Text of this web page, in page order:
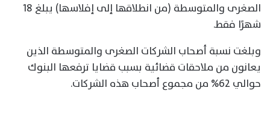
الصغرى والمتوسطة (من انطلاقها إلى إفلاسها) يبلغ 18
شهرًا فقط.
وبلغت نسبة أصحاب الشركات الصغرى والمتوسطة الذين
يعانون من ملاحقات قضائية بسبب قضايا ترفعها البنوك
حوالي 62% من مجموع أصحاب هذه الشركات.